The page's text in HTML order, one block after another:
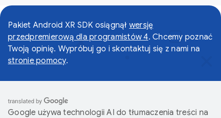
Pakiet Android XR SDK osiągnął wersję
przedpremierową dla programistów 4. Chcemy poznać
Twoją opinię. Wypróbuj go i skontaktuj się z nami na
stronie pomocy.
Google używa technologii AI do tłumaczenia treści na